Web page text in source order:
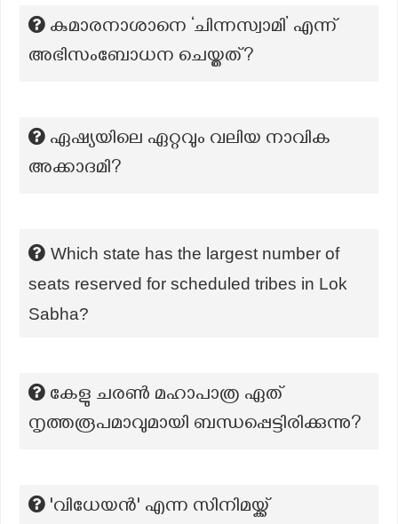
കുമാരനാശാനെ ‘ചിന്നസ്വാമി’ എന്ന്
അഭിസംബോധന ചെയ്തത്?
ഏഷ്യയിലെ ഏറ്റവും വലിയ നാവിക
അക്കാദമി?
Which state has the largest number of
seats reserved for scheduled tribes in Lok
Sabha?
കേളു ചരൺ മഹാപാത്ര ഏത്
നൃത്തരൂപമാവുമായി ബന്ധപ്പെട്ടിരിക്കുന്നു?
'വിധേയന്‍' എന്ന സിനിമയ്ക്ക്